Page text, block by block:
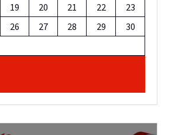
19 20 21 22
23
26 27 28 29
30